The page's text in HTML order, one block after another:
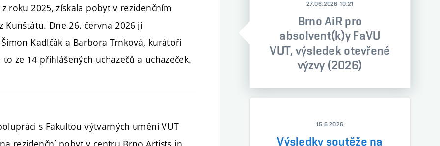
roku 2025, získala pobyt v rezidenčním
Kunštátu. Dne 26. června 2026 ji
Kadlčák a Barbora Trnková, kurátoři
ze 14 přihlášených uchazečů a uchazeček.
s Fakultou výtvarných umění VUT
rezidenční pobyt v centru Brno Artists in
27.06.2026 10:21
Brno AiR pro
absolvent(k)y FaVU
VUT, výsledek otevřené
výzvy (2026)
15.6.2026
Výsledky soutěže na